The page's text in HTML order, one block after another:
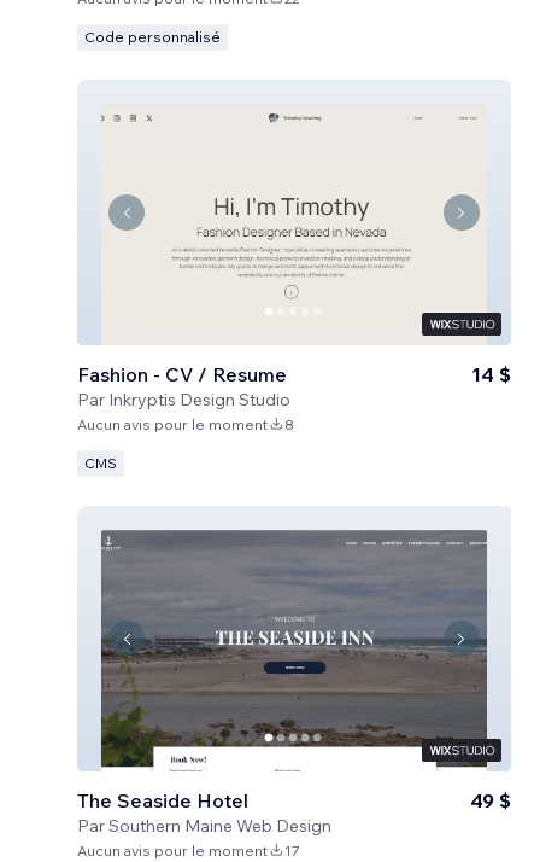
Code personnalisé
Fashion - CV / Resume
Par Inkryptis Design Studio
14 $
Aucun avis pour le moment 8
CMS
The Seaside Hotel
ParSouthern Maine Web Design
49 $
Aucun avis pour le moment 17